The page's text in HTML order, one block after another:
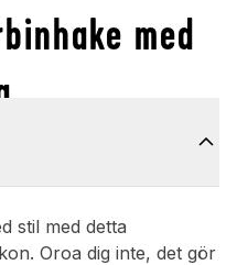
med
stil med detta
Oroa dig inte, det gör